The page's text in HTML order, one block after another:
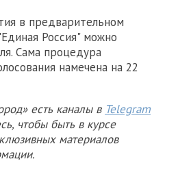
в предварительном
Россия" можно
Сама процедура
намечена на 22
есть каналы в Telegram
чтобы быть в курсе
материалов